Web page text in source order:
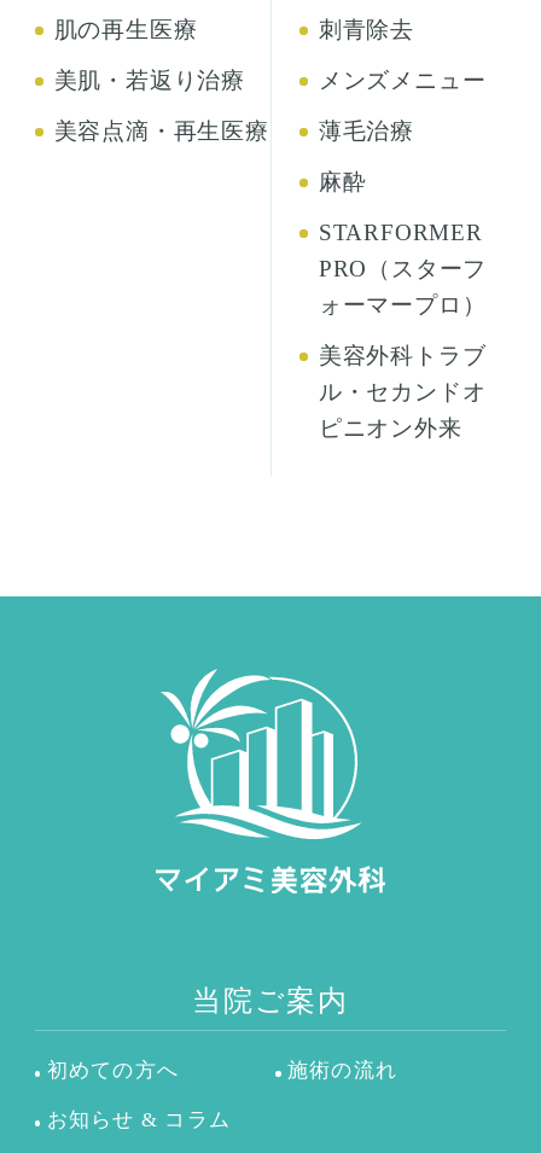
肌の再生医療
美肌・若返り治療
美容点滴・再生医療
刺青除去
メンズメニュー
薄毛治療
麻酔
STARFORMER
PRO（スターフ
ォーマープロ）
美容外科トラブ
ル・セカンドオ
ピニオン外来
当院ご案内
初めての方へ 施術の流れ
お知らせ & コラム